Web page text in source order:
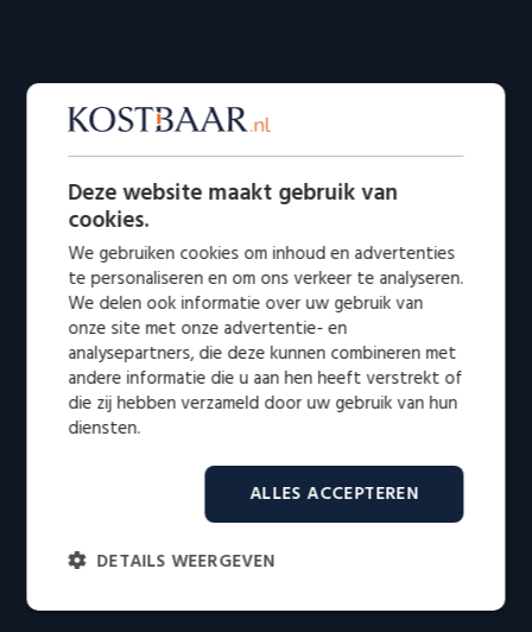
Deze website maakt gebruik van
cookies.
We gebruiken cookies om inhoud en advertenties
te personaliseren en om ons verkeer te analyseren.
We delen ook informatie over uw gebruik van
onze site met onze advertentie- en
analysepartners, die deze kunnen combineren met
andere informatie die u aan hen heeft verstrekt of
die zij hebben verzameld door uw gebruik van hun
diensten.
ALLES ACCEPTEREN
DETAILS WEERGEVEN
Strikt
Prestatie Targeting